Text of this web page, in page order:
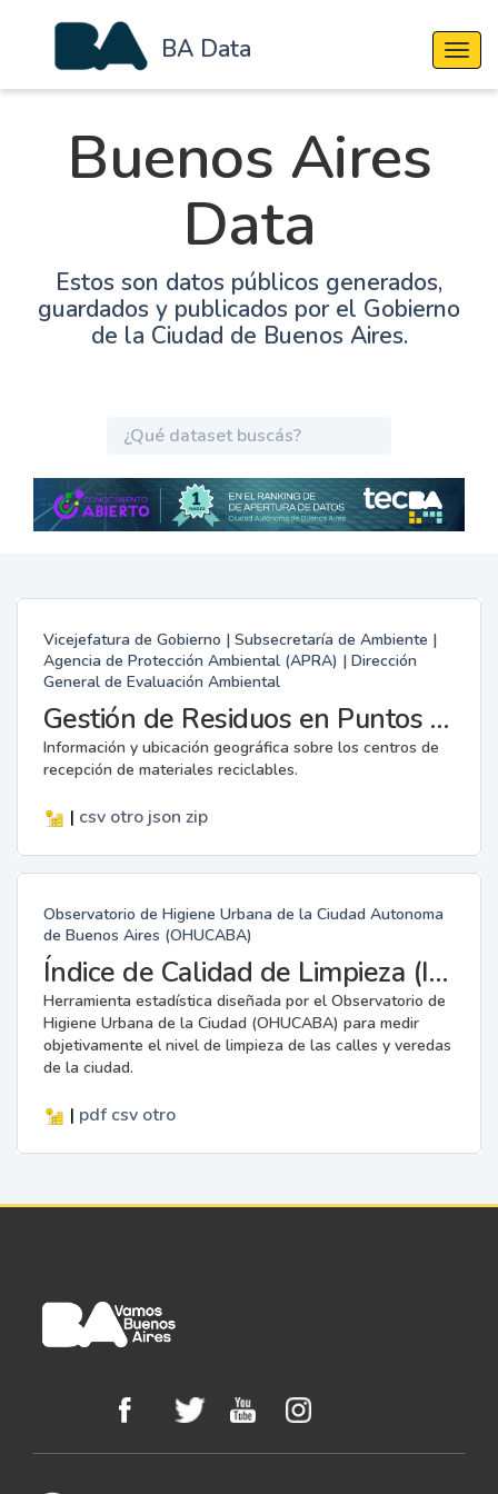
BA Data
Buenos Aires
Data
Estos son datos públicos generados,
guardados y publicados por el Gobierno
de la Ciudad de Buenos Aires.
Vicejefatura de Gobierno | Subsecretaría de Ambiente |
Agencia de Protección Ambiental (APRA) | Dirección
General de Evaluación Ambiental
Gestión de Residuos en Puntos Verdes
Información y ubicación geográfica sobre los centros de
recepción de materiales reciclables.
| csv otro json zip
Observatorio de Higiene Urbana de la Ciudad Autonoma
de Buenos Aires (OHUCABA)
Índice de Calidad de Limpieza (ICL)
Herramienta estadística diseñada por el Observatorio de
Higiene Urbana de la Ciudad (OHUCABA) para medir
objetivamente el nivel de limpieza de las calles y veredas
de la ciudad.
| pdf csv otro